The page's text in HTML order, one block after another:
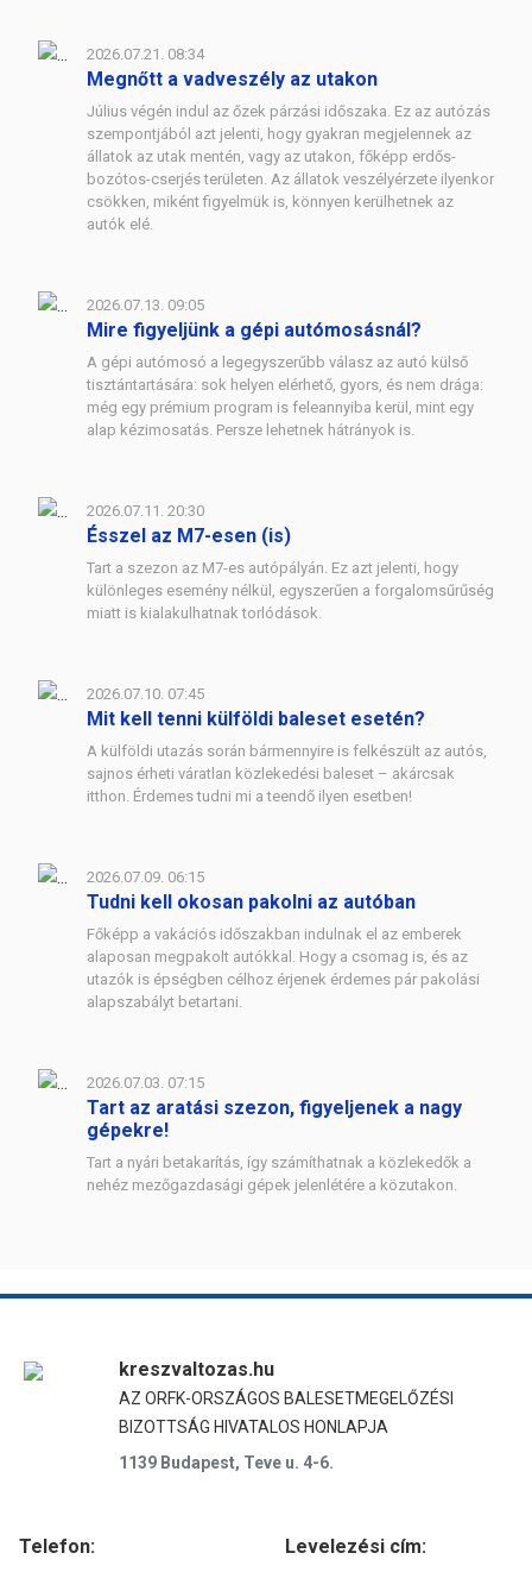
2026.07.21. 08:34
Megnőtt a vadveszély az utakon
Július végén indul az őzek párzási időszaka. Ez az autózás
szempontjából azt jelenti, hogy gyakran megjelennek az
állatok az utak mentén, vagy az utakon, főképp erdős-
bozótos-cserjés területen. Az állatok veszélyérzete ilyenkor
csökken, miként figyelmük is, könnyen kerülhetnek az
autók elé.
2026.07.13. 09:05
Mire figyeljünk a gépi autómosásnál?
A gépi autómosó a legegyszerűbb válasz az autó külső
tisztántartására: sok helyen elérhető, gyors, és nem drága:
még egy prémium program is feleannyiba kerül, mint egy
alap kézimosatás. Persze lehetnek hátrányok is.
2026.07.11. 20:30
Ésszel az M7-esen (is)
Tart a szezon az M7-es autópályán. Ez azt jelenti, hogy
különleges esemény nélkül, egyszerűen a forgalomsűrűség
miatt is kialakulhatnak torlódások.
2026.07.10. 07:45
Mit kell tenni külföldi baleset esetén?
A külföldi utazás során bármennyire is felkészült az autós,
sajnos érheti váratlan közlekedési baleset – akárcsak
itthon. Érdemes tudni mi a teendő ilyen esetben!
2026.07.09. 06:15
Tudni kell okosan pakolni az autóban
Főképp a vakációs időszakban indulnak el az emberek
alaposan megpakolt autókkal. Hogy a csomag is, és az
utazók is épségben célhoz érjenek érdemes pár pakolási
alapszabályt betartani.
2026.07.03. 07:15
Tart az aratási szezon, figyeljenek a nagy
gépekre!
Tart a nyári betakarítás, így számíthatnak a közlekedők a
nehéz mezőgazdasági gépek jelenlétére a közutakon.
kreszvaltozas.hu
AZ ORFK-ORSZÁGOS BALESETMEGELŐZÉSI
BIZOTTSÁG HIVATALOS HONLAPJA
1139 Budapest, Teve u. 4-6.
Telefon: Levelezési cím: